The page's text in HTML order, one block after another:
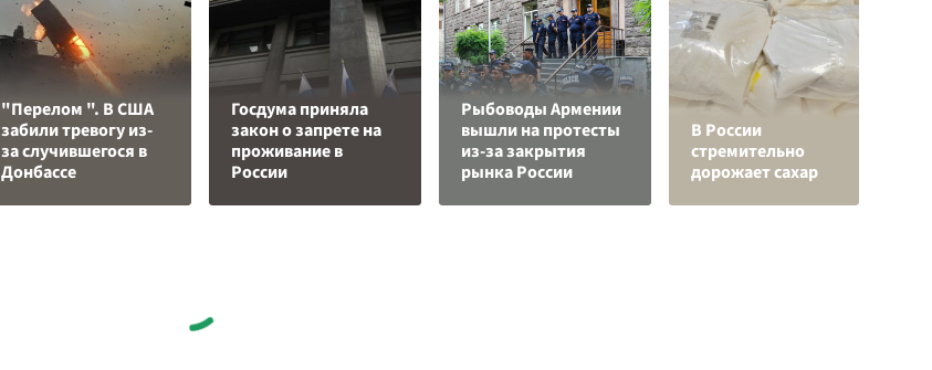
"Перелом ". В США
забили тревогу из-
за случившегося в
Донбассе
Госдума приняла
закон о запрете на
проживание в
России
Рыбоводы Армении
вышли на протесты
из-за закрытия
рынка России
В России
стремительно
дорожает сахар